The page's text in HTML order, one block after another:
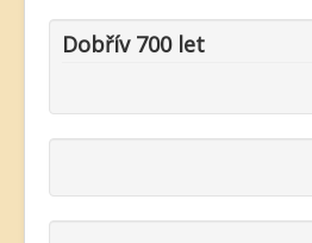
Dobřív 700 let